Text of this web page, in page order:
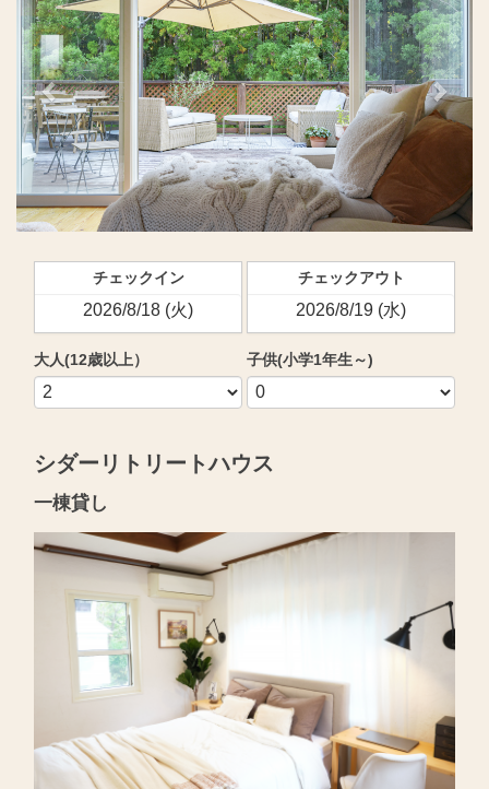
チェックイン チェックアウト
大人(12歳以上） 子供(小学1年生～)
シダーリトリートハウス
一棟貸し